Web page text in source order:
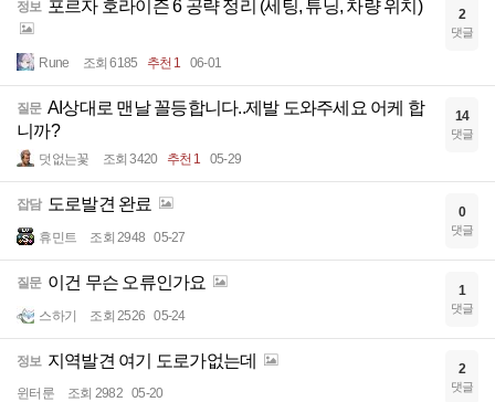
정보 포르자 호라이즌 6 공략 정리 (세팅, 튜닝, 차량 위치)
Rune 조회 6185 추천 1 06-01
2
댓글
질문 AI상대로 맨날 꼴등합니다..제발 도와주세요 어케 합
니까?
덧없는꽃 조회 3420 추천 1 05-29
14
댓글
잡담 도로발견 완료
휴민트 조회 2948 05-27
0
댓글
질문 이건 무슨 오류인가요
스하기 조회 2526 05-24
1
댓글
정보 지역발견 여기 도로가없는데
윈터룬 조회 2982 05-20
2
댓글